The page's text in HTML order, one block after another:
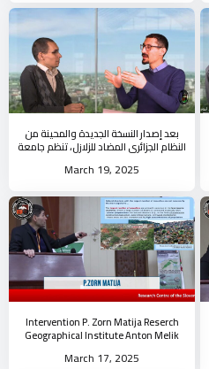
بعد إصدار النسخة الجديدة والمحينة من
النظام الجزائري المضاد للزلازل، تنظم جامعة
March 19, 2025
Intervention P. Zorn Matija Reserch
Geographical Institute Anton Melik
March 17, 2025